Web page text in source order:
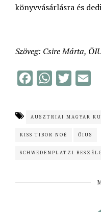
könyvvásárlásra és
Szöveg: Csire Márta,
b
o
k
W
s
A
p
e
l
AUSZTRIAI MAGYAR
KISS TIBOR NOÉ ÖIUS
SCHWEDENPLATZI